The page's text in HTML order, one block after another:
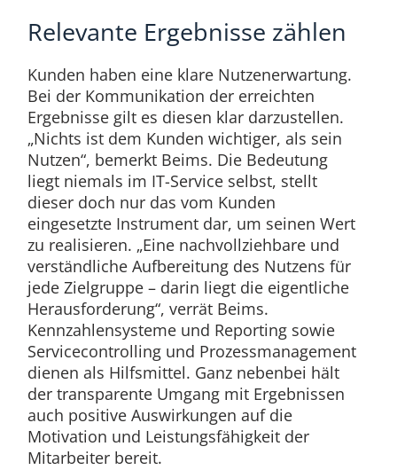
Relevante Ergebnisse zählen
Kunden haben eine klare Nutzenerwartung.
Bei der Kommunikation der erreichten
Ergebnisse gilt es diesen klar darzustellen.
„Nichts ist dem Kunden wichtiger, als sein
Nutzen“, bemerkt Beims. Die Bedeutung
liegt niemals im IT-Service selbst, stellt
dieser doch nur das vom Kunden
eingesetzte Instrument dar, um seinen Wert
zu realisieren. „Eine nachvollziehbare und
verständliche Aufbereitung des Nutzens für
jede Zielgruppe – darin liegt die eigentliche
Herausforderung“, verrät Beims.
Kennzahlensysteme und Reporting sowie
Servicecontrolling und Prozessmanagement
dienen als Hilfsmittel. Ganz nebenbei hält
der transparente Umgang mit Ergebnissen
auch positive Auswirkungen auf die
Motivation und Leistungsfähigkeit der
Mitarbeiter bereit.